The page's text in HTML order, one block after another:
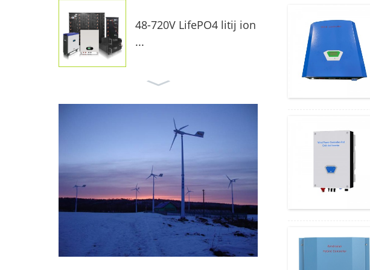
48-720V LifePO4 litij ion
...
10kW na mreži Sunčev s
ustav f ...
MPPT regulator punjenj
a vjetra ...